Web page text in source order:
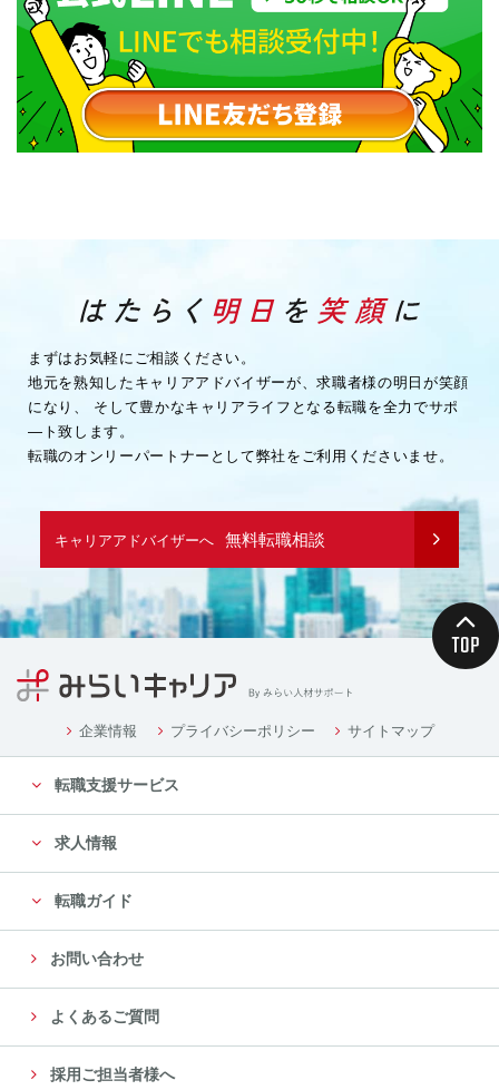
まずはお気軽にご相談ください。
地元を熟知したキャリアアドバイザーが、求職者様の明日が笑顔
になり、
そして豊かなキャリアライフとなる転職を全力でサポ
―ト致します。
転職のオンリーパートナーとして弊社をご利用くださいませ。
キャリアアドバイザーへ 無料転職相談
企業情報 プライバシーポリシー サイトマップ
転職支援サービス
求人情報
転職ガイド
お問い合わせ
よくあるご質問
採用ご担当者様へ